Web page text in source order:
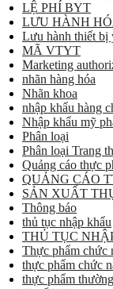
LỆ PHÍ BYT
LƯU HÀNH
Lưu hành thiết bị
MÃ VTYT
Marketing
nhãn hàng hóa
Nhãn khoa
nhập khẩu hàng
Nhập khẩu mỹ
Phân loại
Phân loại Trang
Quảng cáo thực
QUẢNG CÁO
SẢN XUẤT
Thông báo
thủ tục nhập khẩu
THỦ TỤC
Thực phẩm chức
thực phẩm chức
thực phẩm thường